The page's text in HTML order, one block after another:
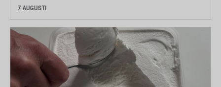
Batteritid
Laboratoriet mätte lyssningstiden genom att spela
upp ett jämnt brus (så kallat pink noise) tills
batterierna tog slut. För Apple, Jabra och Plantronics
som alla har laddningsbara fodral, så laddades de
tomma hörlurarna upp i fodralen. Därefter
7 AUGUSTI